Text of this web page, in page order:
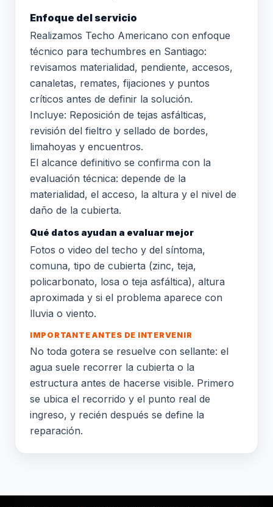
Enfoque del servicio
Realizamos Techo Americano con enfoque
técnico para techumbres en Santiago:
revisamos materialidad, pendiente, accesos,
canaletas, remates, fijaciones y puntos
críticos antes de definir la solución.
Incluye: Reposición de tejas asfálticas,
revisión del fieltro y sellado de bordes,
limahoyas y encuentros.
El alcance definitivo se confirma con la
evaluación técnica: depende de la
materialidad, el acceso, la altura y el nivel de
daño de la cubierta.
Qué datos ayudan a evaluar mejor
Fotos o video del techo y del síntoma,
comuna, tipo de cubierta (zinc, teja,
policarbonato, losa o teja asfáltica), altura
aproximada y si el problema aparece con
lluvia o viento.
IMPORTANTE ANTES DE INTERVENIR
No toda gotera se resuelve con sellante: el
agua suele recorrer la cubierta o la
estructura antes de hacerse visible. Primero
se ubica el recorrido y el punto real de
ingreso, y recién después se define la
reparación.